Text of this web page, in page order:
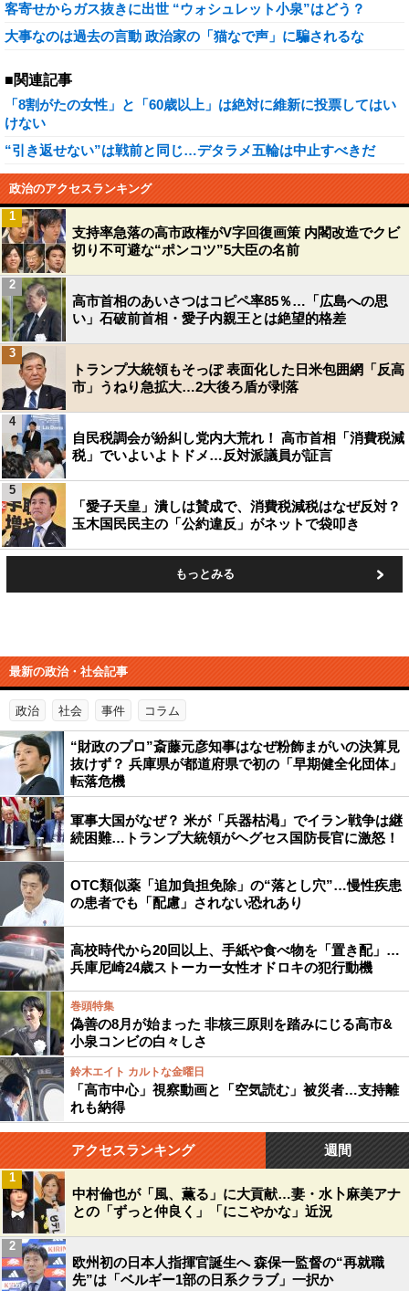
客寄せからガス抜きに出世 “ウォシュレット小泉”はどう？
大事なのは過去の言動 政治家の「猫なで声」に騙されるな
■関連記事
「8割がたの女性」と「60歳以上」は絶対に維新に投票してはい
けない
“引き返せない”は戦前と同じ…デタラメ五輪は中止すべきだ
政治のアクセスランキング
支持率急落の高市政権がV字回復画策 内閣改造でクビ
切り不可避な“ポンコツ”5大臣の名前
1
高市首相のあいさつはコピペ率85％…「広島への思
い」石破前首相・愛子内親王とは絶望的格差
2
トランプ大統領もそっぽ 表面化した日米包囲網「反高
市」うねり急拡大…2大後ろ盾が剥落
3
自民税調会が紛糾し党内大荒れ！ 高市首相「消費税減
税」でいよいよトドメ…反対派議員が証言
4
「愛子天皇」潰しは賛成で、消費税減税はなぜ反対？
玉木国民民主の「公約違反」がネットで袋叩き
5
もっとみる
最新の政治・社会記事
政治 社会 事件 コラム
“財政のプロ”斎藤元彦知事はなぜ粉飾まがいの決算見
抜けず？ 兵庫県が都道府県で初の「早期健全化団体」
転落危機
軍事大国がなぜ？ 米が「兵器枯渇」でイラン戦争は継
続困難…トランプ大統領がヘグセス国防長官に激怒！
OTC類似薬「追加負担免除」の“落とし穴”…慢性疾患
の患者でも「配慮」されない恐れあり
高校時代から20回以上、手紙や食べ物を「置き配」…
兵庫尼崎24歳ストーカー女性オドロキの犯行動機
巻頭特集
偽善の8月が始まった 非核三原則を踏みにじる高市&
小泉コンビの白々しさ
鈴木エイト カルトな金曜日
「高市中心」視察動画と「空気読む」被災者…支持離
れも納得
アクセスランキング 週間
中村倫也が「風、薫る」に大貢献…妻・水卜麻美アナ
との「ずっと仲良く」「にこやかな」近況
1
欧州初の日本人指揮官誕生へ 森保一監督の“再就職
先”は「ベルギー1部の日系クラブ」一択か
2